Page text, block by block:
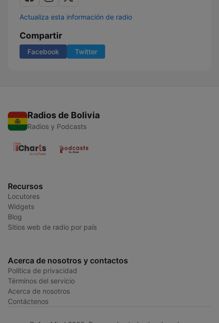
Actualiza esta información de radio
Compartir
Facebook Twitter
Radios de Bolivia
Radios y Podcasts
Recursos
Locutores
Widgets
Blog
Sitios web de radio por país
Acerca de nosotros y contactos
Política de privacidad
Términos del servicio
Acerca de nosotros
Contáctenos